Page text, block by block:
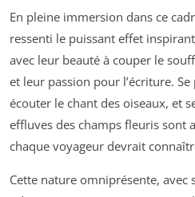
En pleine immersion dans ce
ressenti le puissant effet
avec leur beauté à couper le
et leur passion pour l’écriture.
écouter le chant des oiseaux, et
effluves des champs fleuris sont
chaque voyageur devrait
Cette nature omniprésente, avec